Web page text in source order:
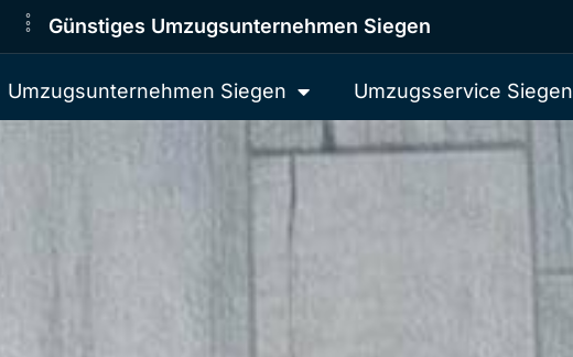
Günstiges Umzugsunternehmen Siegen
Umzugsunternehmen Siegen Umzugsservice Siegen